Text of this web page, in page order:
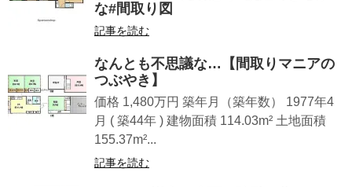
な#間取り図
記事を読む
なんとも不思議な…【間取りマニアの
つぶやき】
価格 1,480万円 築年月（築年数） 1977年4
月 ( 築44年 ) 建物面積 114.03m² 土地面積
155.37m²...
記事を読む